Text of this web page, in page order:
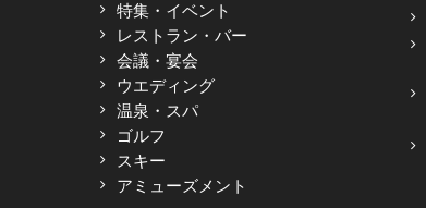
特集・イベント
レストラン・バー
会議・宴会
ウエディング
温泉・スパ
ゴルフ
スキー
アミューズメント